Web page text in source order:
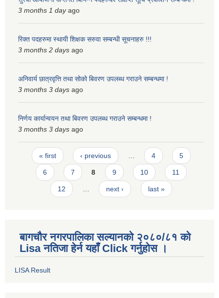
3 months 1 dayago
रिक्त पदहरुमा स्थायी शिक्षक सरुवा सम्बन्धी सूचनाहरु !!!
3 months 2 days ago
अनिवार्य छात्रवृत्ति तथा सोको बिवरण उपलब्ध गराउने सम्बन्धमा !
3 months 3 days ago
निर्णय कार्यान्वयन तथा बिवरण उपलब्ध गराउने सम्बन्धमा !
3 months 3 days ago
Pages
« first ‹ previous … 4 5
6 7 8 9 10 11
12 … next › last »
बागचौर नगरपालिका सल्यानको २०८०/८१ को
Lisa नतिजा हेर्न यहाँ Click गर्नुहोस ।
LISA Result